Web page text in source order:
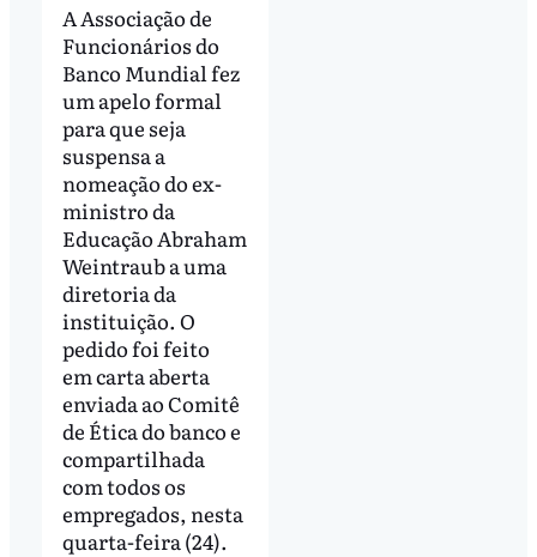
A Associação de
Funcionários do
Banco Mundial fez
um apelo formal
para que seja
suspensa a
nomeação do ex-
ministro da
Educação Abraham
Weintraub a uma
diretoria da
instituição. O
pedido foi feito
em carta aberta
enviada ao Comitê
de Ética do banco e
compartilhada
com todos os
empregados, nesta
quarta-feira (24).